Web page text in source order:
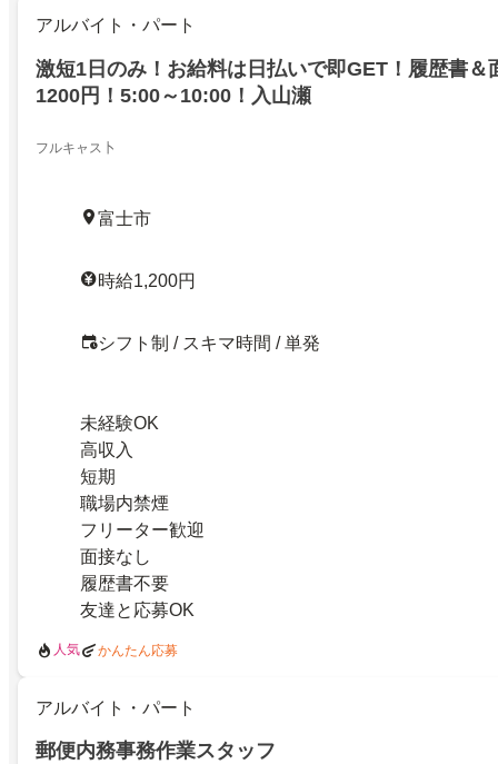
アルバイト・パート
激短1日のみ！お給料は日払いで即GET！履歴書＆
1200円！5:00～10:00！入山瀬
フルキャス卜
富士市
時給1,200円
シフト制 / スキマ時間 / 単発
未経験OK
高収入
短期
職場内禁煙
フリーター歓迎
面接なし
履歴書不要
友達と応募OK
人気 かんたん応募
アルバイト・パート
郵便内務事務作業スタッフ